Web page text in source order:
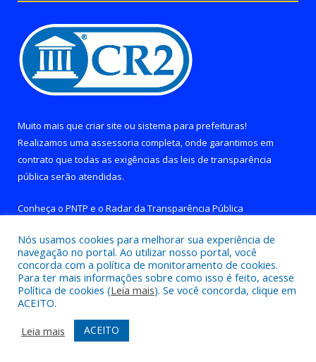
Muito mais que criar site ou sistema para prefeituras!
Realizamos uma assessoria completa, onde garantimos em
contrato que todas as exigências das leis de transparência
pública serão atendidas.
Conheça o PNTP e o Radar da Transparência Pública
Todos os direitos reservados a Prefeitura de Brejo Grande do
Araguaia.
Mapa do Site
Acessar Área Administrativa
Acessar Webmail
Nós usamos cookies para melhorar sua experiência de
navegação no portal. Ao utilizar nosso portal, você
concorda com a política de monitoramento de cookies.
Para ter mais informações sobre como isso é feito, acesse
Política de cookies (Leia mais). Se você concorda, clique em
ACEITO.
Leia mais
ACEITO